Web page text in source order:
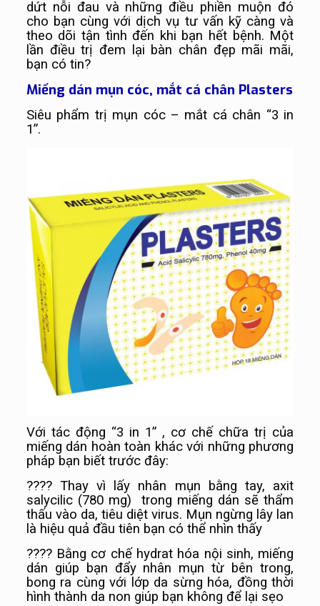
dứt nỗi đau và những điều phiền muộn đó
cho bạn cùng với dịch vụ tư vấn kỹ càng và
theo dõi tận tình đến khi bạn hết bệnh. Một
lần điều trị đem lại bàn chân đẹp mãi mãi,
bạn có tin?
Miếng dán mụn cóc, mắt cá chân Plasters
Siêu phẩm trị mụn cóc – mắt cá chân “3 in
1”.
Với tác động “3 in 1” , cơ chế chữa trị của
miếng dán hoàn toàn khác với những phương
pháp bạn biết trước đây:
???? Thay vì lấy nhân mụn bằng tay, axit
salycilic (780 mg) trong miếng dán sẽ thẩm
thấu vào da, tiêu diệt virus. Mụn ngừng lây lan
là hiệu quả đầu tiên bạn có thể nhìn thấy
????Bằng cơ chế hydrat hóa nội sinh, miếng
dán giúp bạn đẩy nhân mụn từ bên trong,
bong ra cùng với lớp da sừng hóa, đồng thời
hình thành da non giúp bạn không để lại sẹo